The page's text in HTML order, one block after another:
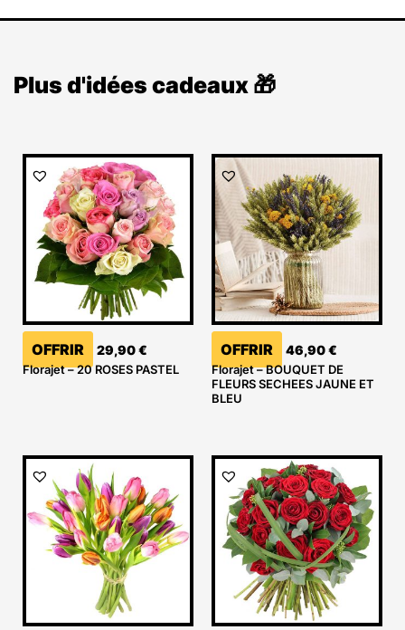
Plus d'idées cadeaux 🎁
OFFRIR 29,90€
Florajet – 20 ROSES PASTEL
OFFRIR 46,90€
Florajet – BOUQUET DE
FLEURS SECHEES JAUNE ET
BLEU